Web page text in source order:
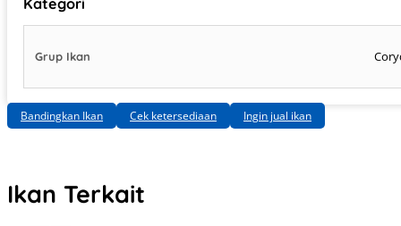
Kategori
Grup Ikan
Bandingkan Ikan Cek ketersediaan Ingin jual ikan
Ikan Terkait